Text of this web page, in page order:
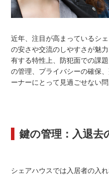
近年、注目が高まっているシ
の安さや交流のしやすさが魅
有する特性上、防犯面での課
の管理、プライバシーの確保
ーナーにとって見過ごせない問
鍵の管理：入退去
シェアハウスでは入居者の入